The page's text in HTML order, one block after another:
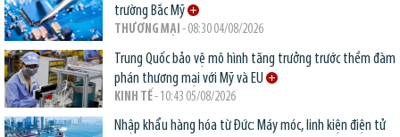
trường Bắc Mỹ
THƯƠNG MẠI - 08:30 04/08/2026
Trung Quốc bảo vệ mô hình tăng trưởng trước thềm đàm
phán thương mại với Mỹ và EU
KINH TẾ- 10:43 05/08/2026
Nhập khẩu hàng hóa từ Đức: Máy móc, linh kiện điện tử